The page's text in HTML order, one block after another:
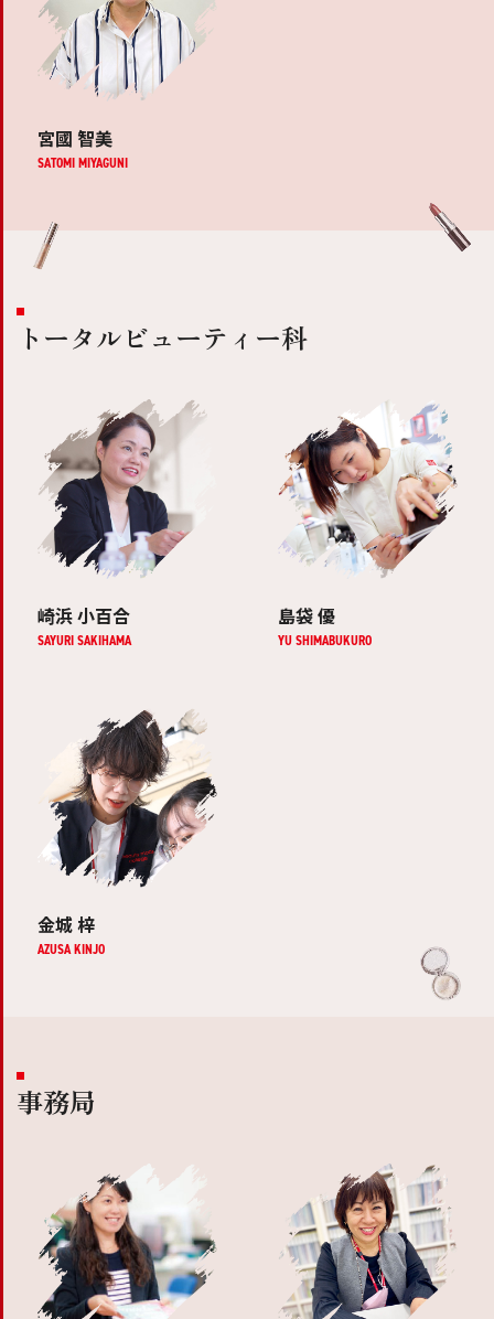
宮國 智美
SATOMI MIYAGUNI
トータルビューティー科
崎浜 小百合
SAYURI SAKIHAMA
島袋 優
YU SHIMABUKURO
金城 梓
AZUSA KINJO
事務局